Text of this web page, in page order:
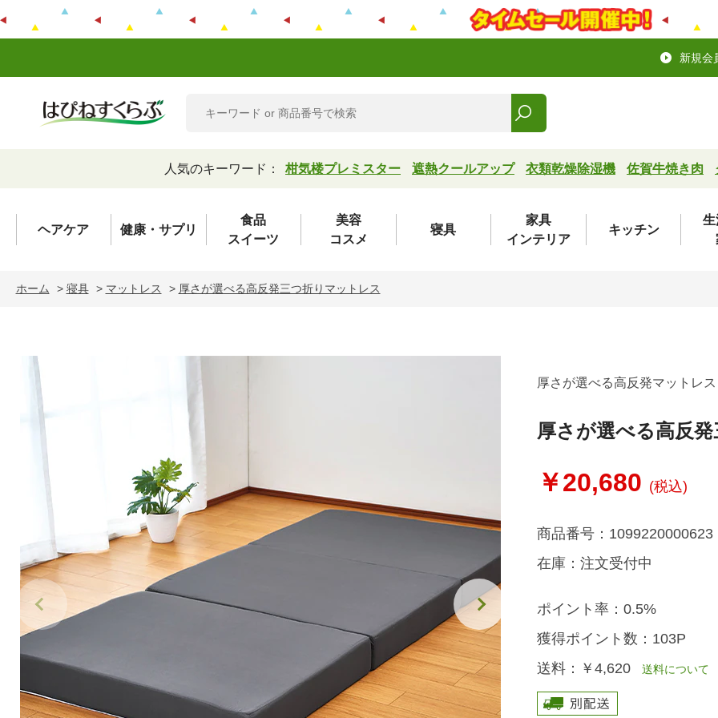
新規会
人気のキーワード： 柑気楼プレミスター 遮熱クールアップ 衣類乾燥除湿機 佐賀牛焼き肉
ヘアケア 健康・サプリ
食品
スイーツ
美容
コスメ
寝具
家具
インテリア
キッチン
生
ホーム > 寝具 > マットレス > 厚さが選べる高反発三つ折りマットレス
厚さが選べる高反発マットレス
厚さが選べる高反
￥20,680 (税込)
商品番号： 1099220000623
在庫： 注文受付中
ポイント率： 0.5%
獲得ポイント数： 103P
送料： ￥4,620送料について